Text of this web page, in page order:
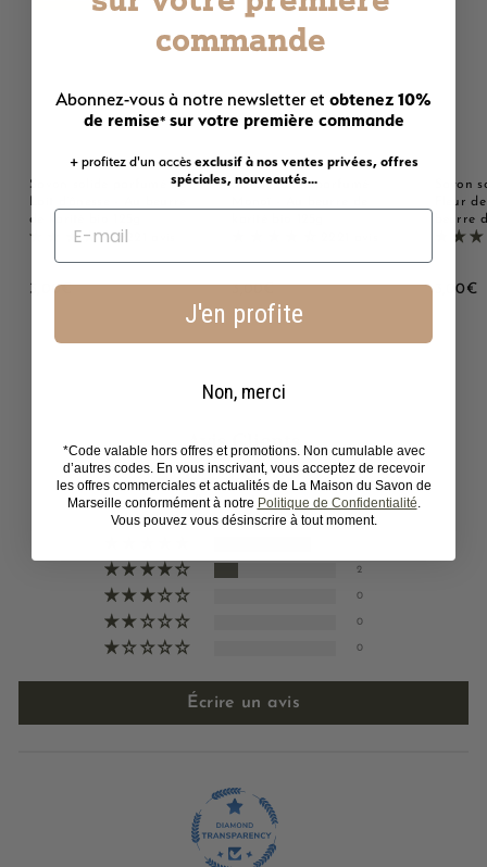
Savon solide parfumé au
de karité bio 125g
2221 avis
3,00€3
Savon solide parfumé
3,00€3
,
Savon
Fleur
beurre
3,00€3
Avis Clients
4.80 sur 5
Basé sur 10 avis
2
0
0
0
Écrire un avis
commande
Abonnez-vous à notre newsletter et obtenez 10%
de remise*sur votre première commande
+ profitez d'un accès exclusif à nos ventes privées, offres
spéciales, nouveautés...
J'en profite
Non, merci
*Code valable hors offres et promotions. Non cumulable avec
d’autres codes. En vous inscrivant, vous acceptez de recevoir
les offres commerciales et actualités de La Maison du Savon de
Marseille conformément à notre Politique de Confidentialité.
Vous pouvez vous désinscrire à tout moment.